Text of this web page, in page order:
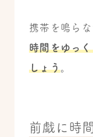
携帯を鳴らな
時間をゆっ
しょう。
前戯に時